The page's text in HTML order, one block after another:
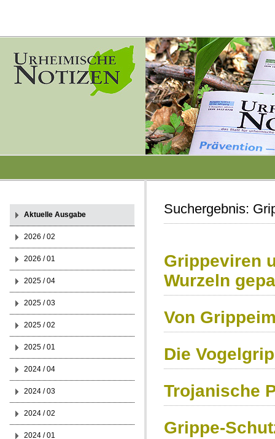
Suchergebnis:
Grippeviren
Wurzeln
Von
Die
Trojanische
Grippe-
Aktuelle Ausgabe
2026 / 02
2026 / 01
2025 / 04
2025 / 03
2025 / 02
2025 / 01
2024 / 04
2024 / 03
2024 / 02
2024 / 01